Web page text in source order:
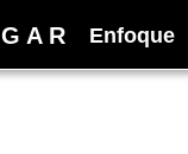
G A R Enfoque